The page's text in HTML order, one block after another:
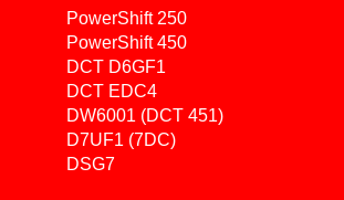
PowerShift 250
PowerShift 450
DCT D6GF1
DCT EDC4
DW6001 (DCT 451)
D7UF1 (7DC)
DSG7